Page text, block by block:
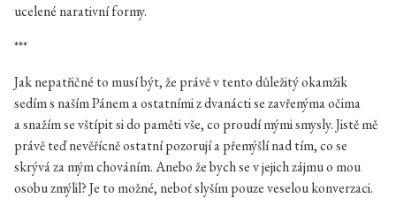
ucelené narativní formy.
***
Jak nepatřičné to musí být, že právě v tento důležitý okamžik
sedím s naším Pánem a ostatními z dvanácti se zavřenýma očima
a snažím se vštípit si do paměti vše, co proudí mými smysly. Jistě mě
právě teď nevěřícně ostatní pozorují a přemýšlí nad tím, co se
skrývá za mým chováním. Anebo že bych se v jejich zájmu o mou
osobu zmýlil? Je to možné, neboť slyším pouze veselou konverzaci.